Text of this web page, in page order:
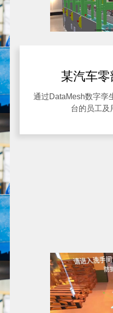
某汽车
通过DataMesh数字孪
台的员工及